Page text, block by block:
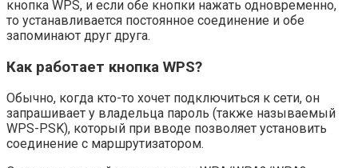
кнопка WPS, и если обе кнопки нажать одновременно,
то устанавливается постоянное соединение и обе
запоминают друг друга.
Как работает кнопка WPS?
Обычно, когда кто-то хочет подключиться к сети, он
запрашивает у владельца пароль (также называемый
WPS-PSK), который при вводе позволяет установить
соединение с маршрутизатором.